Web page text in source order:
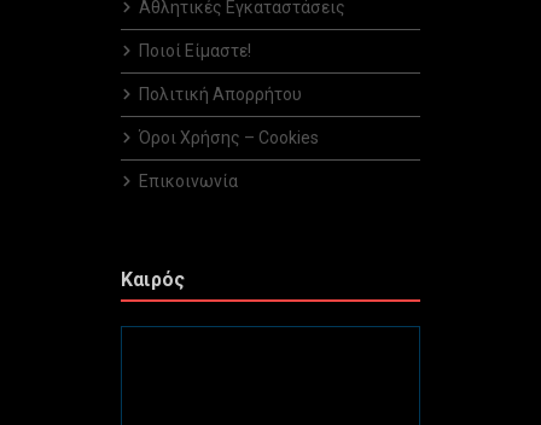
Αθλητικές Εγκαταστάσεις
Ποιοί Είμαστε!
Πολιτική Απορρήτου
Όροι Χρήσης – Cookies
Επικοινωνία
Καιρός